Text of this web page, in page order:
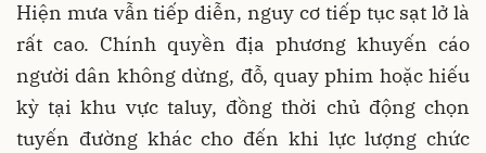
Hiện mưa vẫn tiếp diễn, nguy cơ tiếp tục sạt lở là
rất cao. Chính quyền địa phương khuyến cáo
người dân không dừng, đỗ, quay phim hoặc hiếu
kỳ tại khu vực taluy, đồng thời chủ động chọn
tuyến đường khác cho đến khi lực lượng chức